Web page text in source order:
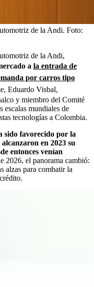
de la Andi. Foto:
de la Andi,
a la entrada de
por carros tipo
Eduardo Visbal,
y miembro del Comité
escalas mundiales de
tecnologías a Colombia.
sido favorecido por la
en 2023 su
entonces venían
2026, el panorama cambió:
alzas para combatir la